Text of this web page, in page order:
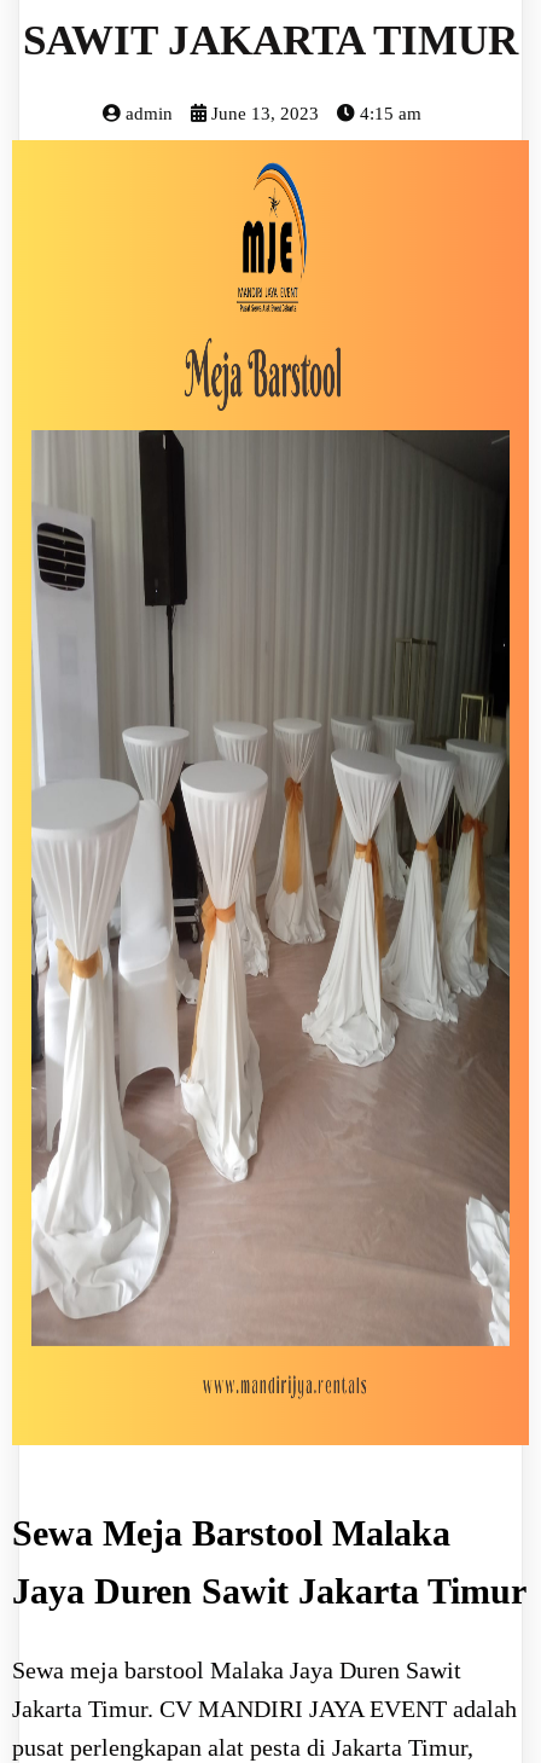
SAWIT JAKARTA TIMUR
admin June 13, 2023 4:15 am
Sewa Meja Barstool Malaka
Jaya Duren Sawit Jakarta Timur
Sewa meja barstool Malaka Jaya Duren Sawit
Jakarta Timur. CV MANDIRI JAYA EVENT adalah
pusat perlengkapan alat pesta di Jakarta Timur,